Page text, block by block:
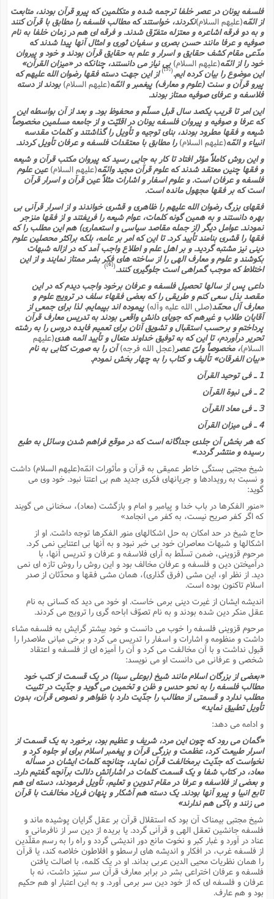
فلسفه یونان در عصر خلفا ترجمه شده و متکلمین که پیرو قرآن بودند، متابعت
از ائمّه(علیهم السلام)نکردند، خواستند که مطالب فلسفه را مطابق با قرآن کنند
و به دو فرقه اشاعره و معتزله متفرّق شدند. و فرقه اى هم در زمان خلفا به نام
صوفیه و عرفا مانند حسن بصرى و سفیان ثورى و امثال آنها پیدا شدند که
مدّعى مقام کشف حقایق و اسرار و علم به حقایق قرآن بودند و خود و پیروان
خود را از ائمّه(علیهم السلام)بى نیاز مى دانستند، چنانکه در «میزان القرآن»
این موضوع را بیان کرده ایم.(
[5]
)از این جهت دسته فقها رضوان الله علیهم که
پیرو قرآن و سنت (علوم و معارف) پیغمبر و ائمّه(علیهم السلام)بودند از دسته
فلاسفه و عرفاى صوفیه ممتاز بودند.
این امر تا قریب یکصد سال قبل مسلّم و محفوظ بود. و بعد از آن بواسطه این
که عرفا و صوفیه و پیروان فلسفه یونان در اقلیّت و از جامعه مسلمین مخصوصاً
شیعه و فقها مطرود بودند، بناى توجیه و تأویل را گذاشتند و کلمات مقدسه
انبیاء و ائمّه(علیهم السلام)را مطابق با معتقدات فلسفه و عرفان تأویل کردند.
و این روش کاملاً مؤثر افتاد تا کار به جایى رسید که پیروان مکتب قرآن و شیعه
و فقها چنین معتقد شدند که علوم قرآن مجید وائمّه(علیهم السلام)عین علوم
فلسفه و عرفان است. و علوم اسفار و اشارات مثلاً عین قرآن و اسرار قرآن
است که بر فقها مجهول مانده است.
فقهاى بزرگ رضوان الله علیهم را ظاهرى و قشرى خواندند و از اسرار قرآنى بى
بهره دانستند و به همین گونه کلمات، عوام شیعه را فریفتند و از فقها منزجر
نمودند. عوامل دیگر (از جمله مقاصد سیاسى و استعمارى) هم این مطلب را که
فقها را قشرى بنامند تأیید کرد. تا این که امر بر عامه، بلکه براکثر محصلین علوم
دینى نیز مشتبه گردید. و بر اهل علم و اطلاع واجب آمد که در ازاله شبهات
بکوشند و علوم و معارف الهى را از ساخته هاى فکر بشر ممتاز نمایند و از این
اختلاط که موجب گمراهى است جلوگیرى کنند.(
[6]
)
داعى پس از سالها تحصیل فلسفه و عرفان برخود واجب دیدم که در این
مقصد بذل سعى کنم و طریقى را که بعضى فقهاء سلف در ترویج علوم و
معارف آل محمّد(صلى الله علیه وآله)پیموده اند بپیمایم. لذا براى جمعى از
آقایان طلاب و غیرهم که جویاى دانش واقعى بودند به تدریس معارف قرآن
پرداختم و برحسب استقبال و تشویق آنان براى تعمیم فایده دروس را به رشته
تحریر درآوردم، تا این که به توفیق خداوند متعال و تأیید ائمه هدى(علیهم
السلام)، مخصوصاً ولىّ عصر(عجل الله فرجه)آن را به صورت کتابى به نام
«بیان الفرقان» تألیف و کتاب را به چهار بخش نمودم.
1 ـ فى توحید القرآن
2 ـ فى نبوة القرآن
3 ـ فى معاد القرآن
4 ـ فى میزان القرآن
که هر بخش آن جلدى جداگانه است که در موقع فراهم شدن وسائل به طبع
رسیده و منتشر گردد.»
شیخ مجتبى بستگى خاطر عمیقى به قرآن و مأثورات ائمّه(علیهم السلام) داشت
و نسبت به رویدادها و جریانهاى فکرى جدید هم بى اعتنا نبود. خود وى مى
گوید:
«منور الفکرها در باب خدا و پیامبر و امام و بازگشت (معاد)، سخنانى مى گویند
که اگر کفر صریح نیست، به کفر مى انجامد»
حاج شیخ در حد امکان به حل اشکالهاى منور الفکرها توجه داشت. او از
اشکالها و شبهات معاصران خود بى خبر نبود و به آنها بى اعتنایى نمى کرد.
مرحوم قزوینى، ضمن تسلّط به آراى فلاسفه و عرفان و تدریس آنها، با
درآمیختن دین و فلسفه و عرفان مخالف بود و این روش را روش تازه اى نمى
دید. از نظر او، این مشى (فرق گذارى)، همان مشى فقها و محدّثان از صدر
اسلام تاکنون بوده است.
اندیشه ایشان از غیرت دینى برمى خاست. او خود مى دید که کسانى به نام
عقل منکر دین شده بودند و به نام تصوّف اباحه گرى را ترویج مى کردند.
مرحوم قزوینى فلسفه را خوب مى دانست و خود بیشتر گرایش به فلسفه مشاء
داشت و منظومه و اشارات و اسفار را تدریس مى کرد و برخى مبانى ملاصدرا را
قبول نداشت و با آن مخالفت مى کرد و آن را آمیزه اى از فلسفه و اعتقاد
شخصى و عرفانى مى دانست او مى نویسد:
«بعضى از بزرگان اسلام مانند شیخ (بوعلى سینا) در یک قسمت از کتب خود
مطالب فلسفه را به نحو حدس و ظن و تخمین مى گوید و جدّیت در تثبیت
مطلب ندارد و قسمتى از مطالب را جدّیت دارد با ظواهر و نصوص قرآن، بدون
تأویل تطبیق نماید»
و ادامه مى دهد:
«گمان مى رود که چون این مرد، شریف و عظیم بود، برخورد به یک قسمت از
اسرار طبیعت کرد، عظمت و بزرگى قرآن و پیغمبر اسلام براى او جلوه کرد و
نخواست که جدّیت برمخالفت قرآن نماید، چنانچه کلمات ایشان در مسأله
معاد، در کتاب شفا و یک قسمت کلمات در اشاراتش دلالت برآنچه گفتیم دارد.
و بعضى از فلاسفه و عرفا در مقام تدوین و تعلیم، تأویل فرمودند، دسته اى هم
تابع انبیا و پیرو آنها بودند. یک دسته هم آشکار و پنهان فریاد مخالفت با قرآن
مى زنند و باکى هم ندارند»
شیخ مجتبى بیمناک آن بود که استقلال قرآن بر عقل گرایان پوشیده ماند و
فلسفه جانشین تعقل الهى و قرآنى گردد. یا بریده از دین سر از نافرمانى و
عناد در آورد و غبار کبر و نخوت مانع دور اندیشى گردد و راه را به رسم مقلّدین
از فلسفه غرب، در افکار و اندیشه هاى ارسطو و افلاطون خلاصه کند، یا قرآن
را همان نظریات محیى الدین عربى بداند. او در یک کلمه، با اصالت یافتن
فلسفه و عرفان اختراعى بشر در برابر معارف قرآن سر ستیز داشت، نه با
عرفان و فلسفه اى که از خود دین سر برمى آورد. و به این اعتبار او هم حکیم
بود و هم عارف.